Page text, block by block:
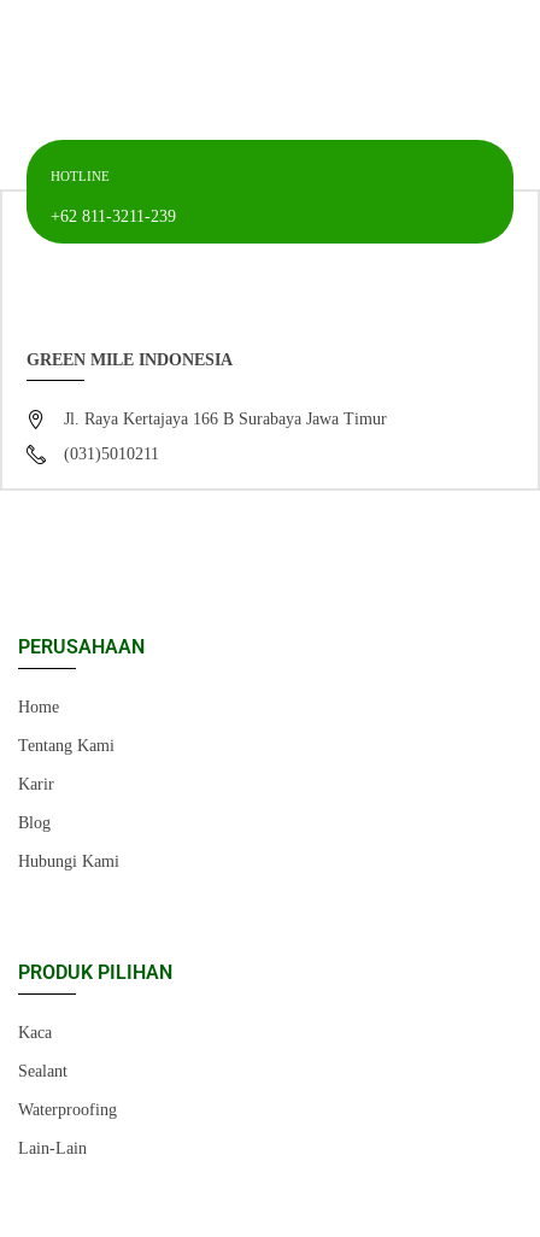
HOTLINE
+62 811-3211-239
GREEN MILE INDONESIA
Jl. Raya Kertajaya 166 B Surabaya Jawa Timur
(031)5010211
PERUSAHAAN
Home
Tentang Kami
Karir
Blog
Hubungi Kami
PRODUK PILIHAN
Kaca
Sealant
Waterproofing
Lain-Lain